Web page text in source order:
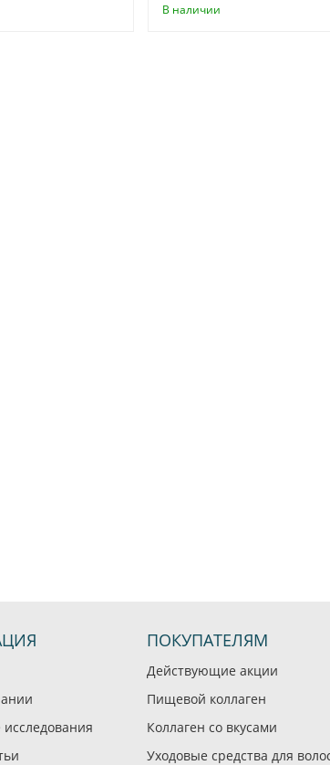
В наличии
ПОКУПАТЕЛЯМ
Действующие акции
Пищевой коллаген
Коллаген со вкусами
Уходовые средства для